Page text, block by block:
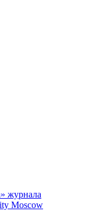
журнала
Moscow